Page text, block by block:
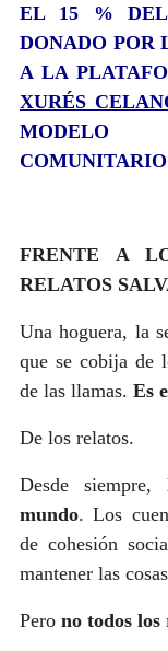
EL 15 % DEL
DONADO POR
A LA
XURÉS
MODELO
FRENTE A
RELATOS
Una hoguera, la
que se cobija de
de las llamas. Es
De los relatos.
Desde siempre,
mundo. Los
de cohesión
mantener las
Pero no todos los